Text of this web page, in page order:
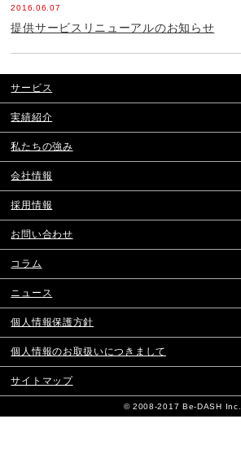
2016.06.07
提供サービスリニューアルのお知らせ
サービス
実績紹介
私たちの強み
会社情報
採用情報
お問い合わせ
コラム
ニュース
個人情報保護方針
個人情報のお取扱いにつきまして
サイトマップ
© 2008-2017 Be-DASH Inc.